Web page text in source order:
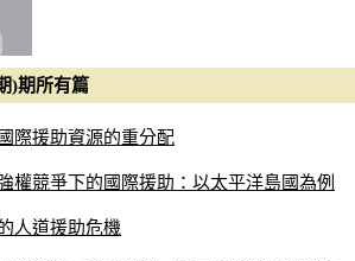
)期所有篇
際援助資源的重分配
權競爭下的國際援助：以太平洋島國為例
人道援助危機